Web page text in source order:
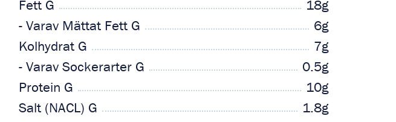
Fett G
18g
- Varav Mättat Fett G
6g
Kolhydrat G
7g
- Varav Sockerarter G
0.5g
Protein G
10g
Salt (NACL) G
1.8g